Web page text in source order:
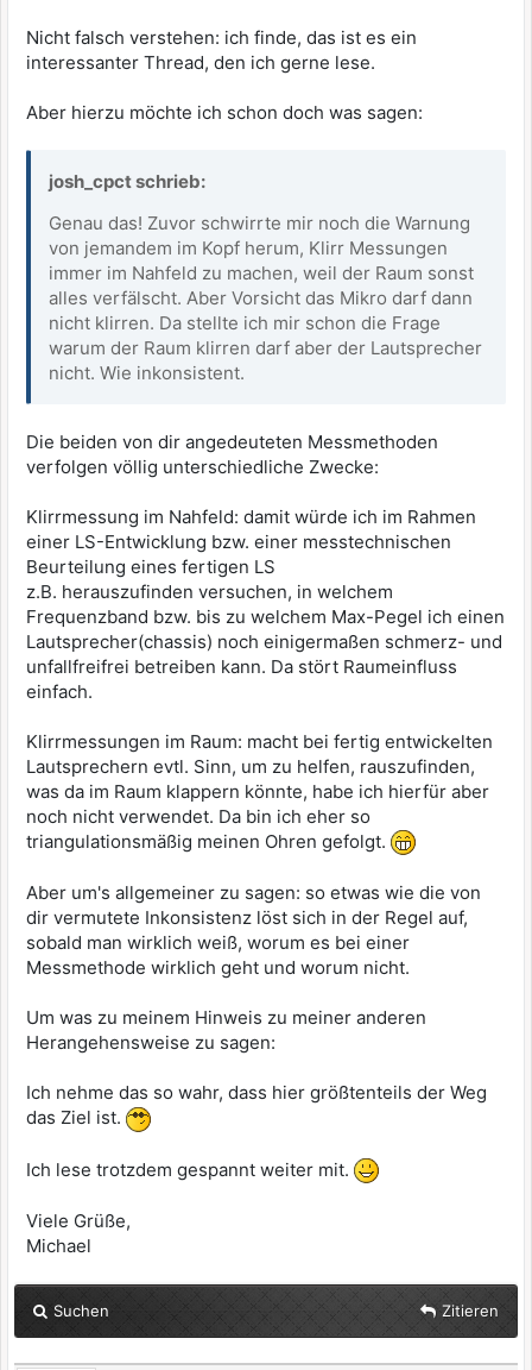
Nicht falsch verstehen: ich finde, das ist es ein
interessanter Thread, den ich gerne lese.
Aber hierzu möchte ich schon doch was sagen:
josh_cpct schrieb:
Genau das! Zuvor schwirrte mir noch die Warnung
von jemandem im Kopf herum, Klirr Messungen
immer im Nahfeld zu machen, weil der Raum sonst
alles verfälscht. Aber Vorsicht das Mikro darf dann
nicht klirren. Da stellte ich mir schon die Frage
warum der Raum klirren darf aber der Lautsprecher
nicht. Wie inkonsistent.
Die beiden von dir angedeuteten Messmethoden
verfolgen völlig unterschiedliche Zwecke:
Klirrmessung im Nahfeld: damit würde ich im Rahmen
einer LS-Entwicklung bzw. einer messtechnischen
Beurteilung eines fertigen LS
z.B. herauszufinden versuchen, in welchem
Frequenzband bzw. bis zu welchem Max-Pegel ich einen
Lautsprecher(chassis) noch einigermaßen schmerz- und
unfallfreifrei betreiben kann. Da stört Raumeinfluss
einfach.
Klirrmessungen im Raum: macht bei fertig entwickelten
Lautsprechern evtl. Sinn, um zu helfen, rauszufinden,
was da im Raum klappern könnte, habe ich hierfür aber
noch nicht verwendet. Da bin ich eher so
triangulationsmäßig meinen Ohren gefolgt.
Aber um's allgemeiner zu sagen: so etwas wie die von
dir vermutete Inkonsistenz löst sich in der Regel auf,
sobald man wirklich weiß, worum es bei einer
Messmethode wirklich geht und worum nicht.
Um was zu meinem Hinweis zu meiner anderen
Herangehensweise zu sagen:
Ich nehme das so wahr, dass hier größtenteils der Weg
das Ziel ist.
Ich lese trotzdem gespannt weiter mit.
Viele Grüße,
Michael
Suchen Zitieren